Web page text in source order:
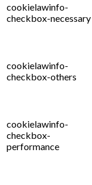
cookielawinfo-
checkbox-necessary
cookielawinfo-
checkbox-others
cookielawinfo-
checkbox-
performance